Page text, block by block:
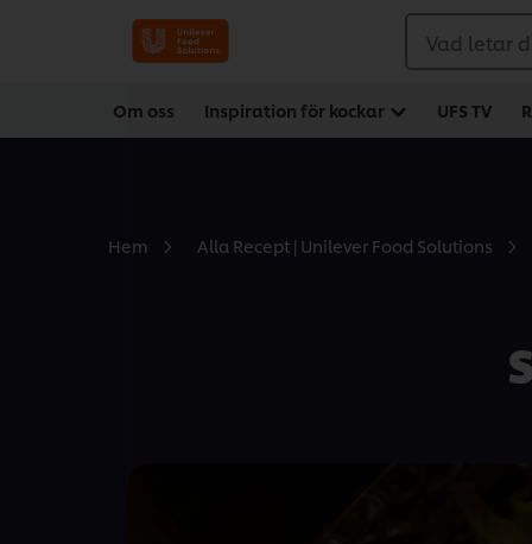
Vad letar
Om oss Inspiration för kockar UFS TV
Hem Alla Recept | Unilever Food Solutions